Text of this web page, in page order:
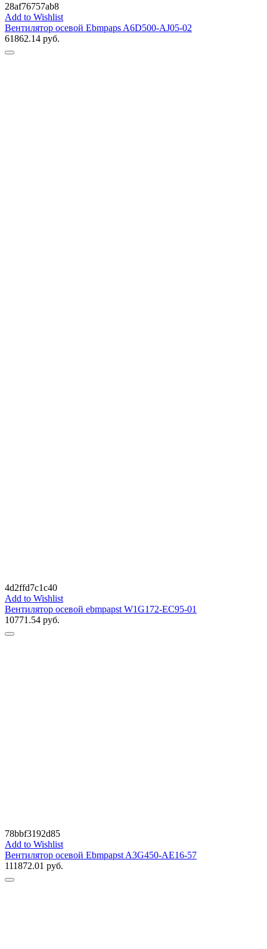
28af76757ab8
Add to Wishlist
Вентилятор осевой Ebmpaps A6D500-AJ05-02
61862.14 руб.
4d2ffd7c1c40
Add to Wishlist
Вентилятор осевой ebmpapst W1G172-EC95-01
10771.54 руб.
78bbf3192d85
Add to Wishlist
Вентилятор осевой Ebmpapst A3G450-AE16-57
111872.01 руб.